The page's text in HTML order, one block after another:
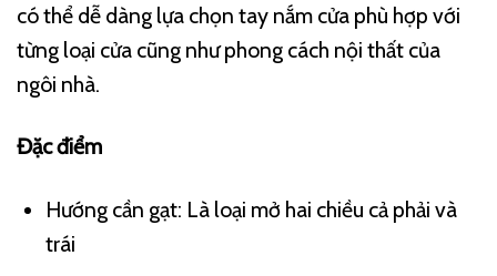
có thể dễ dàng lựa chọn tay nắm cửa phù hợp với
từng loại cửa cũng như phong cách nội thất của
ngôi nhà.
Đặc điểm
Hướng cần gạt: Là loại mở hai chiều cả phải và
trái